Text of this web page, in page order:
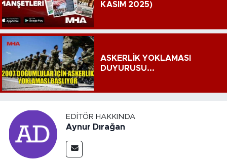
KASIM 2025)
ASKERLİK YOKLAMASI
DUYURUSU...
EDITÖR HAKKINDA
Aynur Dırağan